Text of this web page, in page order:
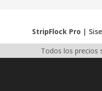
StripFlock Pro |
Todos los precios